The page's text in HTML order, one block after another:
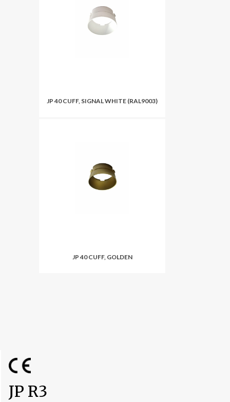
JP 40 CUFF, SIGNAL WHITE (RAL9003)
JP 40 CUFF, GOLDEN
JP R3